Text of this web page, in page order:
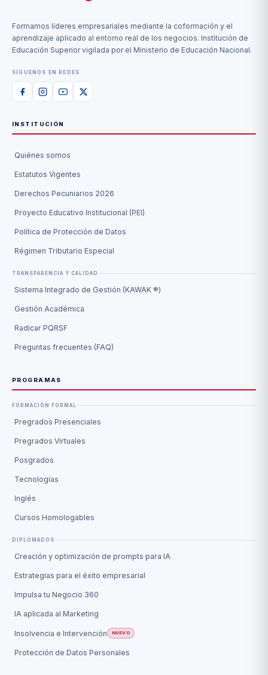
Formamos líderes empresariales mediante la coformación y el
aprendizaje aplicado al entorno real de los negocios. Institución de
Educación Superior vigilada por el Ministerio de Educación Nacional.
SÍGUENOS EN REDES
INSTITUCIÓN
Quiénes somos
Estatutos Vigentes
Derechos Pecuniarios 2026
Proyecto Educativo Institucional (PEI)
Política de Protección de Datos
Régimen Tributario Especial
TRANSPARENCIA Y CALIDAD
Sistema Integrado de Gestión (KAWAK ®)
Gestión Académica
Radicar PQRSF
Preguntas frecuentes (FAQ)
PROGRAMAS
FORMACIÓN FORMAL
Pregrados Presenciales
Pregrados Virtuales
Posgrados
Tecnologías
Inglés
Cursos Homologables
DIPLOMADOS
Creación y optimización de prompts para IA
Estrategias para el éxito empresarial
Impulsa tu Negocio 360
IA aplicada al Marketing
Insolvencia e Intervención NUEVO
Protección de Datos Personales